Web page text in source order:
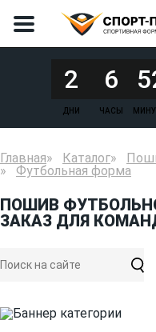
2
ДНИ
6
ЧАСЫ
Главная Каталог
Футбольная форма
ПОШИВ
ЗАКАЗ ДЛЯ